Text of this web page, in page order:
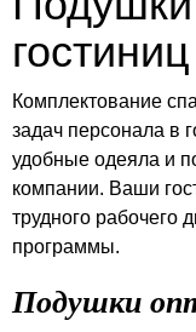
гостиниц
Комплектование
задач персонала в
удобные одеяла и
компании. Ваши
трудного рабочего
программы.
Подушки